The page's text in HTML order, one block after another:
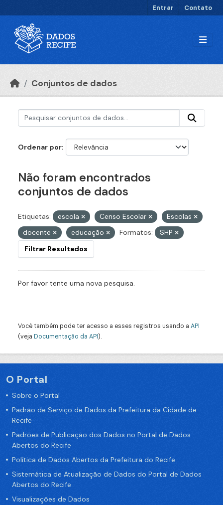
Entrar Contato
Conjuntos de dados
Ordenar por
Não foram encontrados
conjuntos de dados
Etiquetas: escola Censo Escolar
Escolas
docente
educação Formatos:
SHP
Filtrar Resultados
Por favor tente uma nova pesquisa.
Você também pode ter acesso a esses registros usando a API
(veja Documentação da API).
O Portal
Sobre o Portal
Padrão de Serviço de Dados da Prefeitura da Cidade de
Recife
Padrões de Publicação dos Dados no Portal de Dados
Abertos do Recife
Política de Dados Abertos da Prefeitura do Recife
Sistemática de Atualização de Dados do Portal de Dados
Abertos do Recife
Visualizações de Dados